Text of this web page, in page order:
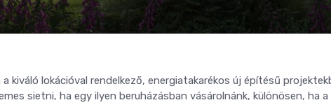
kiváló lokációval rendelkező, energiatakarékos új építésű
sietni, ha egy ilyen beruházásban vásárolnánk, különösen, ha a